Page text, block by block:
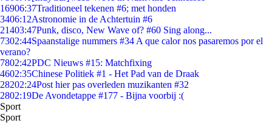
16906:37Traditioneel tekenen #6; met honden
3406:12Astronomie in de Achtertuin #6
21403:47Punk, disco, New Wave of? #60 Sing along...
7302:44Spaanstalige nummers #34 A que calor nos pasaremos por el
verano?
7802:42PDC Nieuws #15: Matchfixing
4602:35Chinese Politiek #1 - Het Pad van de Draak
28202:24Post hier pas overleden muzikanten #32
2802:19De Avondetappe #177 - Bijna voorbij :(
Sport
Sport